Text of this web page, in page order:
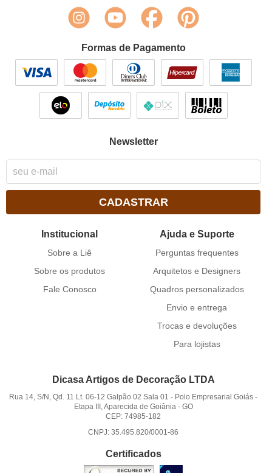
Formas de Pagamento
Newsletter
CADASTRAR
Institucional
Sobre a Liê
Sobre os produtos
Fale Conosco
Ajuda e Suporte
Perguntas frequentes
Arquitetos e Designers
Quadros personalizados
Envio e entrega
Trocas e devoluções
Para lojistas
Dicasa Artigos de Decoração LTDA
Rua 14, S/N, Qd. 11 Lt. 06-12 Galpão 02 Sala 01 - Polo Empresarial Goiás -
Etapa III, Aparecida de Goiânia- GO
CEP: 74985-182
CNPJ: 35.495.820/0001-86
Certificados